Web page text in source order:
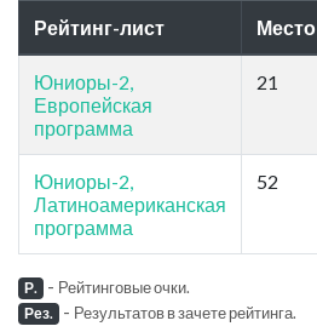
Рейтинг-лист Место
Юниоры-2,
Европейская
программа
21
Юниоры-2,
Латиноамериканская
программа
52
Р. - Рейтинговые очки.
Рез. - Результатов в зачете рейтинга.